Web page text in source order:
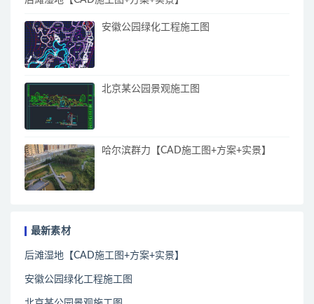
安徽公园绿化工程施工图
北京某公园景观施工图
哈尔滨群力【CAD施工图+方案+实景】
最新素材
后滩湿地【CAD施工图+方案+实景】
安徽公园绿化工程施工图